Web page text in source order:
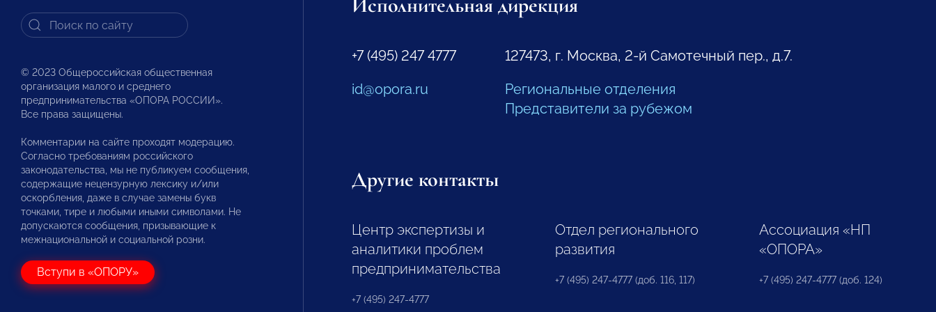
© 2023 Общероссийская общественная
организация малого и среднего
предпринимательства «ОПОРА РОССИИ».
Все права защищены.
Комментарии на сайте проходят модерацию.
Согласно требованиям российского
законодательства, мы не публикуем сообщения,
содержащие нецензурную лексику и/или
оскорбления, даже в случае замены букв
точками, тире и любыми иными символами. Не
допускаются сообщения, призывающие к
межнациональной и социальной розни.
Вступи в «ОПОРУ»
Исполнительная дирекция
+7 (495) 247 4777
id@opora.ru
127473, г. Москва, 2-й Самотечный пер., д.7.
Региональные отделения
Представители за рубежом
Другие контакты
Центр экспертизы и
аналитики проблем
предпринимательства
+7 (495) 247-4777
Отдел регионального
развития
+7 (495) 247-4777 (доб. 116, 117)
Ассоциация «НП
«ОПОРА»
+7 (495) 247-4777 (доб. 124)